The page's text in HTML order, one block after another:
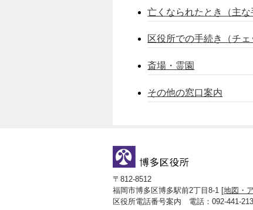
亡くなられたとき（主な
区役所での手続き（チェ
斎場・霊園
その他の窓口案内
〒812-8512
福岡市博多区博多駅前2丁目8-1 [地図・
区役所電話番号案内 電話：092-441-